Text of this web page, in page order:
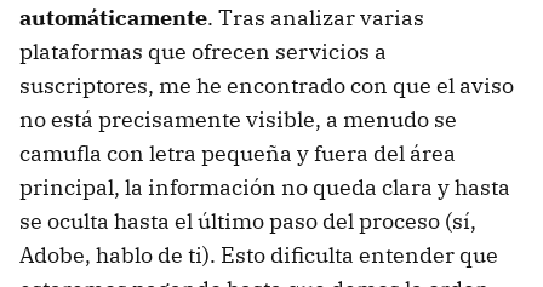
automáticamente. Tras analizar varias
plataformas que ofrecen servicios a
suscriptores, me he encontrado con que el aviso
no está precisamente visible, a menudo se
camufla con letra pequeña y fuera del área
principal, la información no queda clara y hasta
se oculta hasta el último paso del proceso (sí,
Adobe, hablo de ti). Esto dificulta entender que